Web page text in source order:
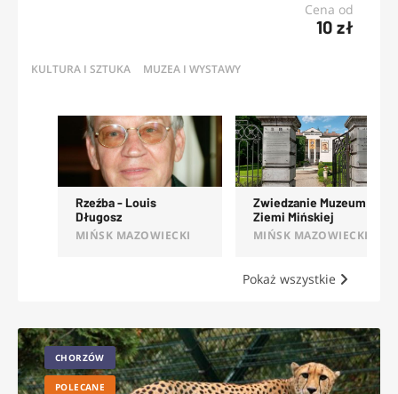
Cena od
10 zł
KULTURA I SZTUKA MUZEA I WYSTAWY
Rzeźba - Louis
Długosz
MIŃSK MAZOWIECKI
Zwiedzanie Muzeum
Ziemi Mińskiej
MIŃSK MAZOWIECKI
Pokaż wszystkie
CHORZÓW
POLECANE